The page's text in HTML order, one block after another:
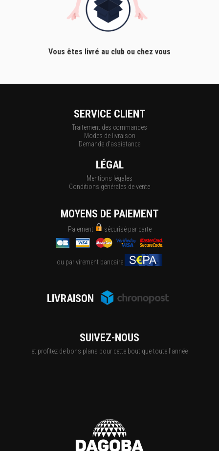
Vous êtes livré au club ou chez vous
SERVICE CLIENT
Traitement des commandes
Modes de livraison
Demande d'assistance
LÉGAL
Mentions légales
Conditions générales de vente
MOYENS DE PAIEMENT
Paiement sécurisé par carte
ou par virement bancaire
LIVRAISON
SUIVEZ-NOUS
et profitez de bons plans pour cette boutique toute l'année